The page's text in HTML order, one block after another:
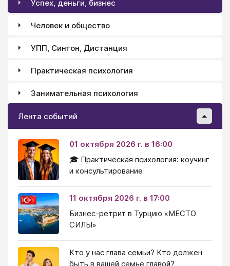
Успех, деньги, бизнес
Человек и общество
УПП, Синтон, Дистанция
Практическая психология
Занимательная психология
Лента событий
01 октября 2026 г. в 16:00
🎓 Практическая психология: коучинг
и консультирование
11 октября 2026 г. в 17:00
Бизнес-ретрит в Турцию «МЕСТО
СИЛЫ»
Кто у нас глава семьи? Кто должен
быть в вашей семье главой?